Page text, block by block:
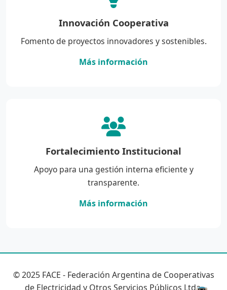
Innovación Cooperativa
Fomento de proyectos innovadores y sostenibles.
Más información
Fortalecimiento Institucional
Apoyo para una gestión interna eficiente y
transparente.
Más información
© 2025 FACE - Federación Argentina de Cooperativas
de Electricidad y Otros Servicios Públicos Ltda.